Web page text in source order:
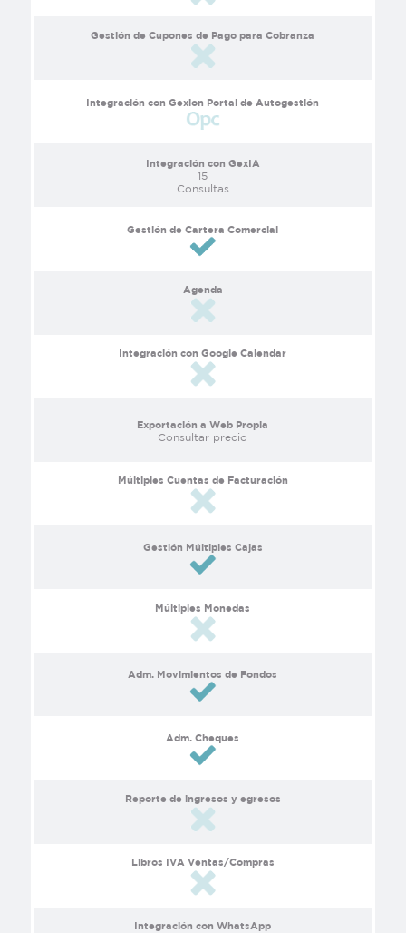
Gestión de Cupones de Pago para Cobranza
Integración con Gexion Portal de Autogestión
Integración con GexIA
15
Consultas
Gestión de Cartera Comercial
Agenda
Integración con Google Calendar
Exportación a Web Propia
Consultar precio
Múltiples Cuentas de Facturación
Gestión Múltiples Cajas
Múltiples Monedas
Adm. Movimientos de Fondos
Adm. Cheques
Reporte de ingresos y egresos
Libros IVA Ventas/Compras
Integración con WhatsApp